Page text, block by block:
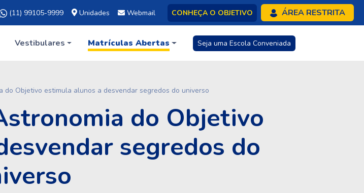
(11) 99105-9999 Unidades Webmail CONHEÇA O OBJETIVO ÁREA RESTRITA
Vestibulares Matrículas Abertas Seja uma Escola Conveniada
do Objetivo estimula alunos a desvendar segredos do universo
do Objetivo
segredos do